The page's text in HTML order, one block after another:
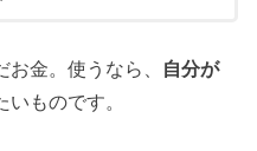
金。使うなら、 自分が
いものです。